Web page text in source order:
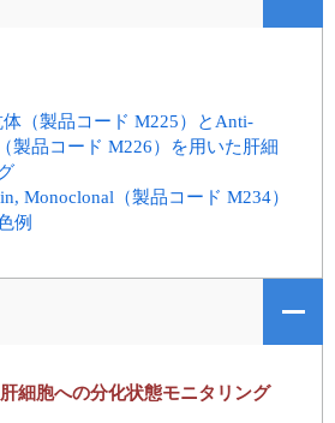
体（製品コード M225）とAnti-
製品コード M226）を用いた肝細
Monoclonal（製品コード M234）
例
細胞への分化状態モニタリング